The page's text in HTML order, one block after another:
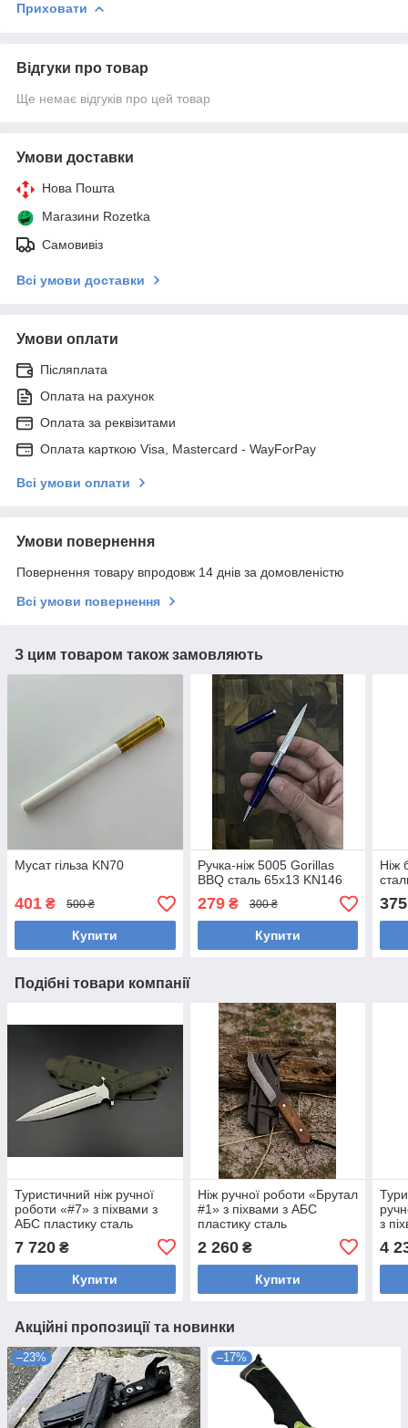
Приховати
Відгуки про товар
Ще немає відгуків про цей товар
Умови доставки
Нова Пошта
Магазини Rozetka
Самовивіз
Всі умови доставки
Умови оплати
Післяплата
Оплата на рахунок
Оплата за реквізитами
Оплата карткою Visa, Mastercard - WayForPay
Всі умови оплати
Умови повернення
Повернення товару впродовж 14 днів за домовленістю
Всі умови повернення
З цим товаром також замовляють
Мусат гільза KN70
401 ₴ 500 ₴
Купити
Ручка-ніж 5005 Gorillas
BBQ сталь 65х13 KN146
279₴ 300 ₴
Купити
Ніж
375
Подібні товари компанії
Туристичний ніж ручної
роботи «#7» з піхвами з
АБС пластику сталь
7 720 ₴
Купити
Ніж ручної роботи «Брутал
#1» з піхвами з АБС
пластику сталь
2 260₴
Купити
з
4
Акційні пропозиції та новинки
–23% –17%